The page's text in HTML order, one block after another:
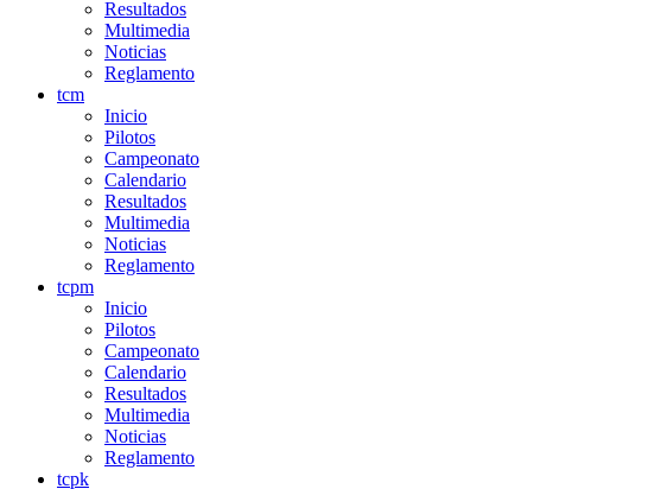
Resultados
Multimedia
Noticias
Reglamento
tcm
Inicio
Pilotos
Campeonato
Calendario
Resultados
Multimedia
Noticias
Reglamento
tcpm
Inicio
Pilotos
Campeonato
Calendario
Resultados
Multimedia
Noticias
Reglamento
tcpk